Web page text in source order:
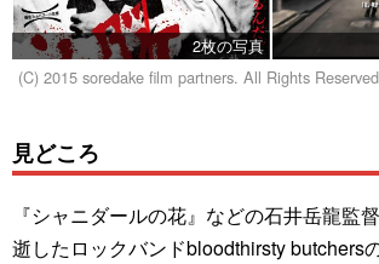
2枚の写真
(C) 2015 soredake film partners. All Rights
見どころ
『シャニダールの花』などの石井岳龍監
逝したロックバンドbloodthirsty butchers